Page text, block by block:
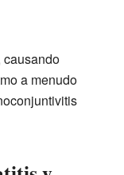
causando
a menudo